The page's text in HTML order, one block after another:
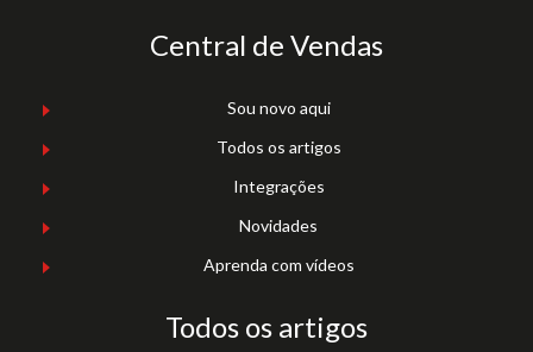
Central de Vendas
Sou novo aqui
Todos os artigos
Integrações
Novidades
Aprenda com vídeos
Todos os artigos